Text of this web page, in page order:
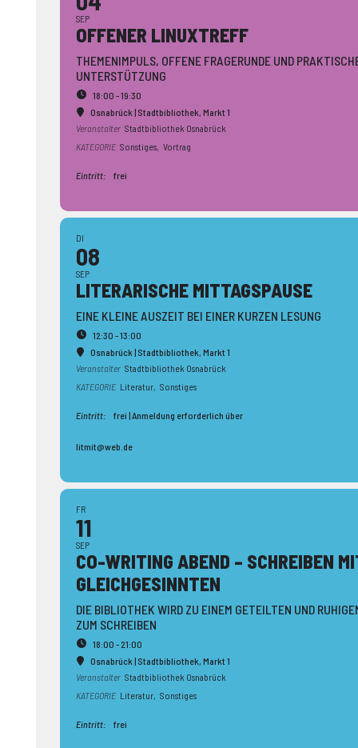
SEP
OFFENER LINUXTREFF
THEMENIMPULS, OFFENE FRAGERUNDE UND
UNTERSTÜTZUNG
18:00 - 19:30
Osnabrück | Stadtbibliothek, Markt 1
Veranstalter Stadtbibliothek Osnabrück
KATEGORIE Sonstiges, Vortrag
Eintritt: frei
DI
08
SEP
LITERA­RISCHE MITTAGS­PAUSE
EINE KLEINE AUSZEIT BEI EINER KURZEN LESUNG
12:30 - 13:00
Osnabrück | Stadtbibliothek, Markt 1
Veranstalter Stadtbibliothek Osnabrück
KATEGORIE Literatur, Sonstiges
Eintritt: frei | Anmeldung erforderlich über
litmit@web.de
FR
11
SEP
CO-WRITING ABEND – SCHREIBEN
GLEICH­GESINNTEN
DIE BIBLIOTHEK WIRD ZU EINEM GETEILTEN UND
ZUM SCHREIBEN
18:00 - 21:00
Osnabrück | Stadtbibliothek, Markt 1
Veranstalter Stadtbibliothek Osnabrück
KATEGORIE Literatur, Sonstiges
Eintritt: frei